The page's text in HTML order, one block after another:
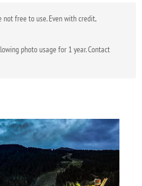
not free to use. Even with credit,
photo usage for 1 year. Contact